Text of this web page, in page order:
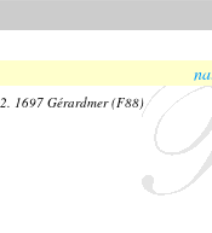
1697 Gérardmer (F88)